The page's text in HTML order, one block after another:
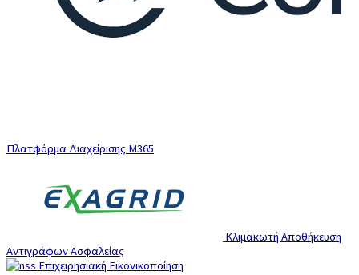
Πλατφόρμα Διαχείρισης M365
Κλιμακωτή Αποθήκευση
Αντιγράφων Ασφαλείας
Επιχειρησιακή Εικονικοποίηση